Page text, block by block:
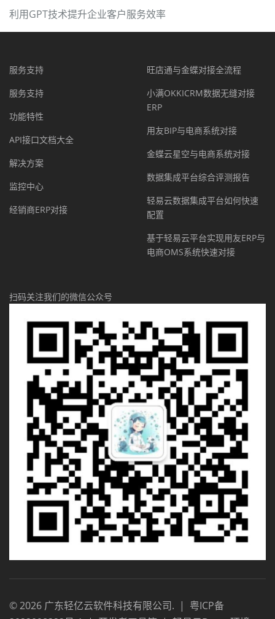
利用GPT技术提升企业客户服务效率
服务支持
服务支持
功能特性
API接口文档大全
解决方案
监控中心
经销商ERP对接
旺店通与金蝶对接全流程
小满OKKICRM数据无缝对接
ERP
用友BIP与电商系统对接
金蝶云星空与电商系统对接
数据集成平台综合评测报告
轻易云数据集成平台如何快速
配置
基于轻易云平台实现用友ERP与
电商OMS系统快速对接
扫码关注我们的微信公众号
©2026 广东轻亿云软件科技有限公司. | 粤ICP备